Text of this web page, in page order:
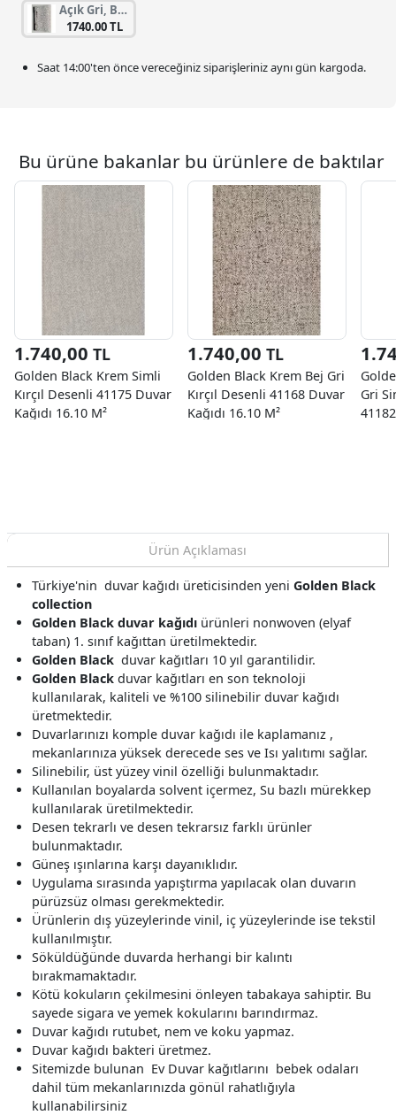
Açık Gri, Beyaz, Gri
1740.00 TL
Saat 14:00'ten önce vereceğiniz siparişlerinizaynı gün kargoda.
Bu ürüne bakanlar bu ürünlere de baktılar
1.740,00 TL
Golden Black Krem Simli
Kırçıl Desenli 41175 Duvar
Kağıdı 16.10 M²
1.740,00 TL
Golden Black Krem Bej Gri
Kırçıl Desenli 41168 Duvar
Kağıdı 16.10 M²
Gri
Ürün Açıklaması
Türkiye'nin duvar kağıdı üreticisinden yeni Golden Black
collection
Golden Black duvar kağıdı ürünleri nonwoven (elyaf
taban) 1. sınıf kağıttan üretilmektedir.
Golden Black duvar kağıtları 10 yıl garantilidir.
Golden Black duvar kağıtları en son teknoloji
kullanılarak, kaliteli ve %100 silinebilir duvar kağıdı
üretmektedir.
Duvarlarınızı komple duvar kağıdı ile kaplamanız ,
mekanlarınıza yüksek derecede ses ve Isı yalıtımı sağlar.
Silinebilir, üst yüzey vinil özelliği bulunmaktadır.
Kullanılan boyalarda solvent içermez, Su bazlı mürekkep
kullanılarak üretilmektedir.
Desen tekrarlı ve desen tekrarsız farklı ürünler
bulunmaktadır.
Güneş ışınlarına karşı dayanıklıdır.
Uygulama sırasında yapıştırma yapılacak olan duvarın
pürüzsüz olması gerekmektedir.
Ürünlerin dış yüzeylerinde vinil, iç yüzeylerinde ise tekstil
kullanılmıştır.
Söküldüğünde duvarda herhangi bir kalıntı
bırakmamaktadır.
Kötü kokuların çekilmesini önleyen tabakaya sahiptir. Bu
sayede sigara ve yemek kokularını barındırmaz.
Duvar kağıdı rutubet, nem ve koku yapmaz.
Duvar kağıdı bakteri üretmez.
Sitemizde bulunan Ev Duvar kağıtlarını bebek odaları
dahil tüm mekanlarınızda gönül rahatlığıyla
kullanabilirsiniz